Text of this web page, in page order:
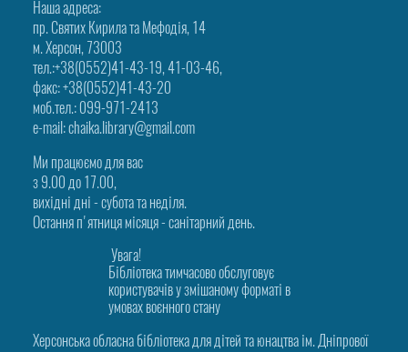
Наша адреса:
пр. Святих Кирила та Мефодія, 14
м. Херсон, 73003
тел.:+38(0552)41-43-19, 41-03-46,
факс: +38(0552)41-43-20
моб.тел.: 099-971-2413
e-mail: chaika.library@gmail.com
Ми працюємо для вас
з 9.00 до 17.00,
вихідні дні - субота та неділя.
Остання п'ятниця місяця - санітарний день.
Увага!
Бібліотека тимчасово обслуговує
користувачів у змішаному форматі в
умовах воєнного стану
Херсонська обласна бібліотека для дітей та юнацтва ім. Дніпрової